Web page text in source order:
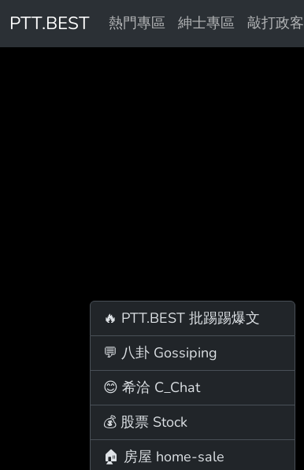
PTT.BEST 熱門專區 紳士專區 敲打政客
🔥 PTT.BEST 批踢踢爆文
💬 八卦 Gossiping
😊 希洽 C_Chat
💰 股票 Stock
🏠 房屋 home-sale